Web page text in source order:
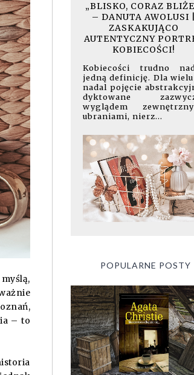
– to
„BLISKO, CORAZ
– DANUTA AWOLUSI |
ZASKAKUJĄCO
AUTENTYCZNY
KOBIECOŚCI!
Kobiecości trudno
jedną definicję. Dla
nadal pojęcie
dyktowane
wyglądem
ubraniami, nierz...
POPULARNE POSTY